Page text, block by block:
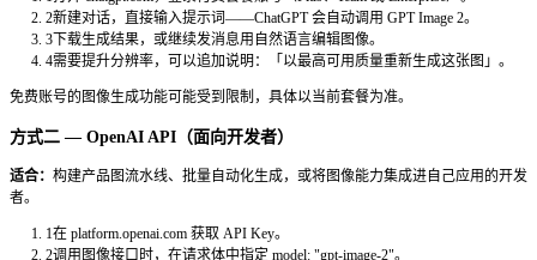
为什么推理能力很重要：模型具备自我检查输出的能力，意